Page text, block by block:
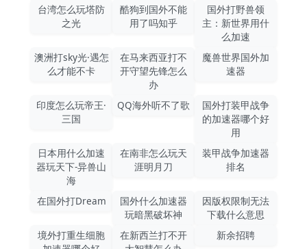
台湾怎么玩塔防
之光
酷狗到国外不能
用了吗知乎
国外打野兽领
主：新世界用什
么加速
澳洲打sky光·遇怎
么才能不卡
在马来西亚打不
开守望先锋怎么
办
魔兽世界国外加
速器
印度怎么玩帝王·
三国
QQ海外听不了歌
国外打装甲战争
的加速器哪个好
用
日本用什么加速
器玩天下-异兽山
海
在南非怎么玩天
涯明月刀
装甲战争加速器
排名
在国外打Dream
国外什么加速器
玩暗黑破坏神
因版权限制无法
下载什么意思
境外打重生细胞
在新西兰打不开
新余招聘